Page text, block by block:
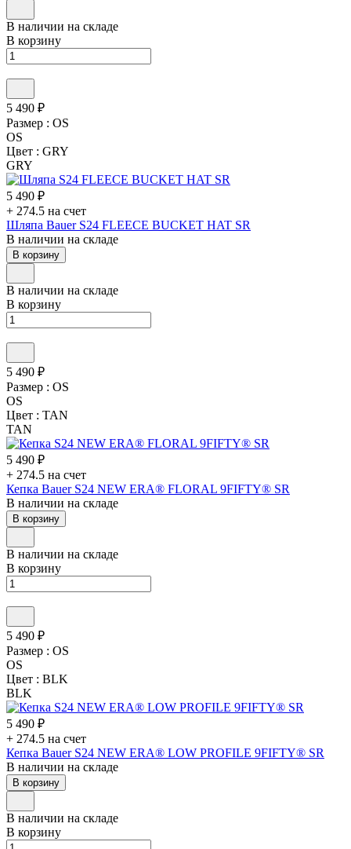
В наличии на складе
В корзину
5 490 ₽
Размер : OS
OS
Цвет : GRY
GRY
5 490 ₽
+ 274.5 на счет
Шляпа Bauer S24 FLEECE BUCKET HAT SR
В наличии на складе
В корзину
В наличии на складе
В корзину
5 490 ₽
Размер : OS
OS
Цвет : TAN
TAN
5 490 ₽
+ 274.5 на счет
Кепка Bauer S24 NEW ERA® FLORAL 9FIFTY® SR
В наличии на складе
В корзину
В наличии на складе
В корзину
5 490 ₽
Размер : OS
OS
Цвет : BLK
BLK
5 490 ₽
+ 274.5 на счет
Кепка Bauer S24 NEW ERA® LOW PROFILE 9FIFTY® SR
В наличии на складе
В корзину
В наличии на складе
В корзину